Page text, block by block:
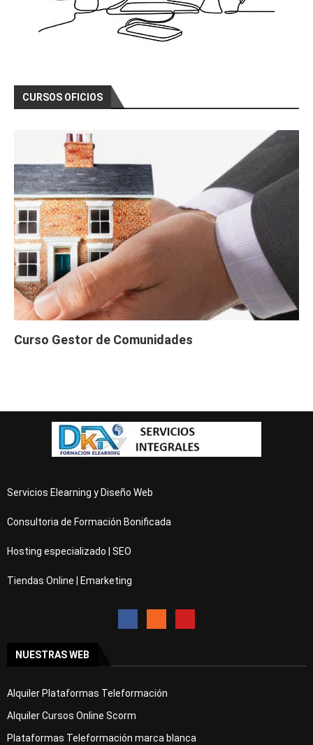
CURSOS OFICIOS
Curso Gestor de Comunidades
Servicios Elearning y Diseño Web
Consultoria de Formación Bonificada
Hosting especializado | SEO
Tiendas Online | Emarketing
NUESTRAS WEB
Alquiler Plataformas Teleformación
Alquiler Cursos Online Scorm
Plataformas Teleformación marca blanca